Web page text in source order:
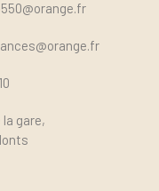
la gare,